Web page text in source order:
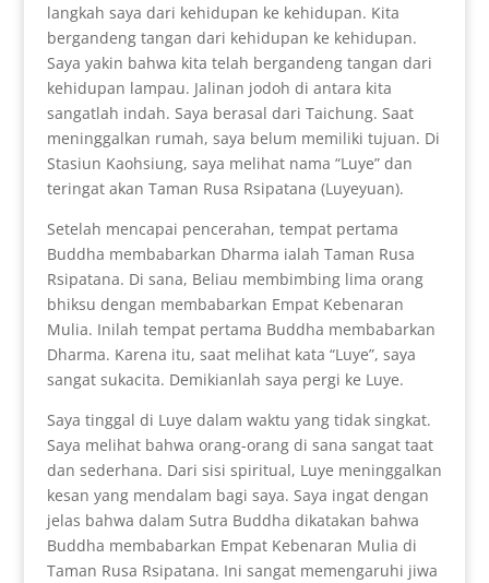
langkah saya dari kehidupan ke kehidupan. Kita
bergandeng tangan dari kehidupan ke kehidupan.
Saya yakin bahwa kita telah bergandeng tangan dari
kehidupan lampau. Jalinan jodoh di antara kita
sangatlah indah. Saya berasal dari Taichung. Saat
meninggalkan rumah, saya belum memiliki tujuan. Di
Stasiun Kaohsiung, saya melihat nama “Luye” dan
teringat akan Taman Rusa Rsipatana (Luyeyuan).
Setelah mencapai pencerahan, tempat pertama
Buddha membabarkan Dharma ialah Taman Rusa
Rsipatana. Di sana, Beliau membimbing lima orang
bhiksu dengan membabarkan Empat Kebenaran
Mulia. Inilah tempat pertama Buddha membabarkan
Dharma. Karena itu, saat melihat kata “Luye”, saya
sangat sukacita. Demikianlah saya pergi ke Luye.
Saya tinggal di Luye dalam waktu yang tidak singkat.
Saya melihat bahwa orang-orang di sana sangat taat
dan sederhana. Dari sisi spiritual, Luye meninggalkan
kesan yang mendalam bagi saya. Saya ingat dengan
jelas bahwa dalam Sutra Buddha dikatakan bahwa
Buddha membabarkan Empat Kebenaran Mulia di
Taman Rusa Rsipatana. Ini sangat memengaruhi jiwa